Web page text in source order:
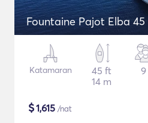
Fountaine Pajot Elba 45
Katamaran
45 ft
14 m
9
$1,615 /nat